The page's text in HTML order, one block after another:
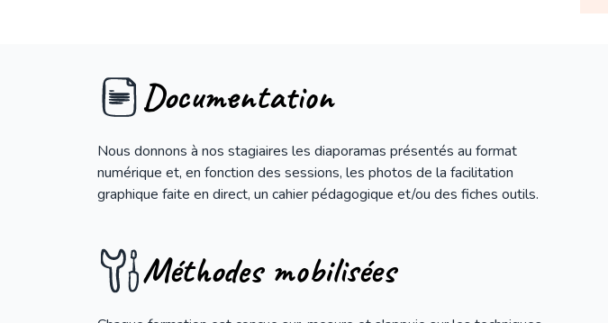
Documentation
Nous donnons à nos stagiaires les diaporamas présentés au format
numérique et, en fonction des sessions, les photos de la facilitation
graphique faite en direct, un cahier pédagogique et/ou des fiches outils.
Méthodes mobilisées